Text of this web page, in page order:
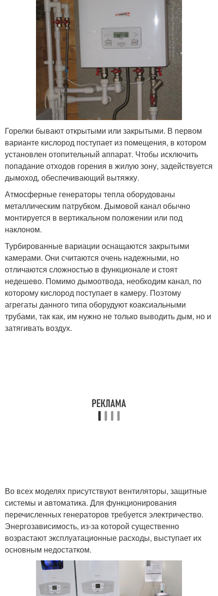
Горелки бывают открытыми или закрытыми. В первом
варианте кислород поступает из помещения, в котором
установлен отопительный аппарат. Чтобы исключить
попадание отходов горения в жилую зону, задействуется
дымоход, обеспечивающий вытяжку.
Атмосферные генераторы тепла оборудованы
металлическим патрубком. Дымовой канал обычно
монтируется в вертикальном положении или под
наклоном.
Турбированные вариации оснащаются закрытыми
камерами. Они считаются очень надежными, но
отличаются сложностью в функционале и стоят
недешево. Помимо дымоотвода, необходим канал, по
которому кислород поступает в камеру. Поэтому
агрегаты данного типа оборудуют коаксиальными
трубами, так как, им нужно не только выводить дым, но и
затягивать воздух.
Во всех моделях присутствуют вентиляторы, защитные
системы и автоматика. Для функционирования
перечисленных генераторов требуется электричество.
Энергозависимость, из-за которой существенно
возрастают эксплуатационные расходы, выступает их
основным недостатком.